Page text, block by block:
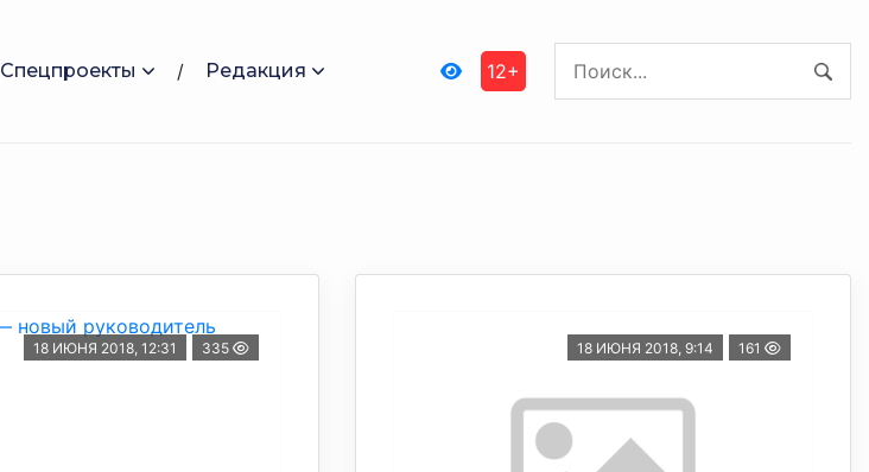
Спецпроекты Редакция 12+
18 ИЮНЯ 2018, 12:31 335 18 ИЮНЯ 2018, 9:14 161